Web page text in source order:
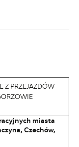
Z PRZEJAZDÓW
miasta
Czechów,